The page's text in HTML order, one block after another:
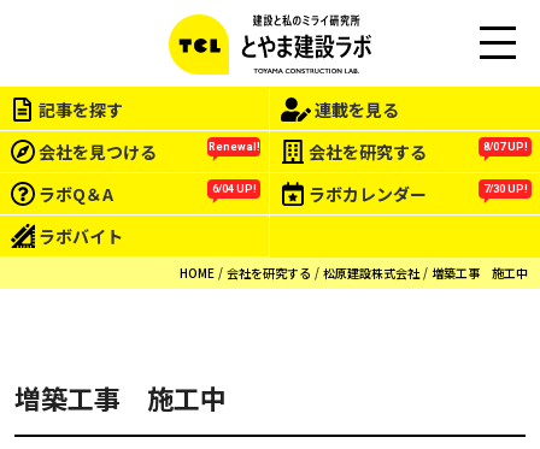
EN
記事を探す
連載を見る
会社を見つける
Renewal! 会社を研究する 8/07 UP!
ラボQ＆A 6/04 UP! ラボカレンダー 7/30 UP!
ラボバイト
HOME 会社を研究する 松原建設株式会社 増築工事 施工中
増築工事 施工中
この会社をもっと研究する